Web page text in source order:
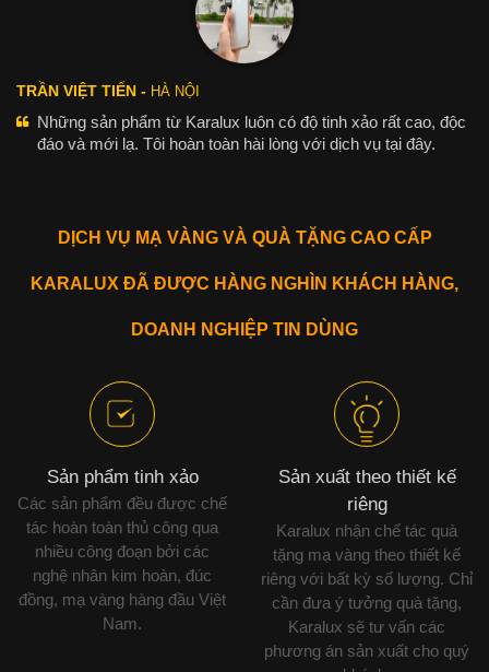
TRẦN VIỆT TIẾN - HÀ NỘI
Những sản phẩm từ Karalux luôn có độ tinh xảo rất cao, độc
đáo và mới lạ. Tôi hoàn toàn hài lòng với dịch vụ tại đây.
DỊCH VỤ MẠ VÀNG VÀ QUÀ TẶNG CAO CẤP
KARALUX ĐÃ ĐƯỢC HÀNG NGHÌN KHÁCH HÀNG,
DOANH NGHIỆP TIN DÙNG
Sản phẩm tinh xảo
Các sản phẩm đều được chế
tác hoàn toàn thủ công qua
nhiều công đoạn bởi các
nghệ nhân kim hoàn, đúc
đồng, mạ vàng hàng đầu Việt
Nam.
Sản xuất theo thiết kế
riêng
Karalux nhận chế tác quà
tặng mạ vàng theo thiết kế
riêng với bất kỳ số lượng. Chỉ
cần đưa ý tưởng quà tặng,
Karalux sẽ tư vấn các
phương án sản xuất cho quý